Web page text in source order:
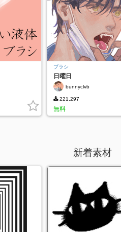
ブラシ
日曜日
bunnyclvb
221,297
無料
新着素材